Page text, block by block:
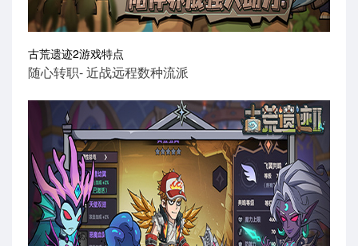
古荒遗迹2游戏特点
随心转职- 近战远程数种流派